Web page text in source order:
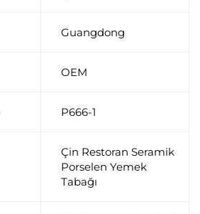
Guangdong
OEM
P666-1
Çin Restoran Seramik
Porselen Yemek
Tabağı